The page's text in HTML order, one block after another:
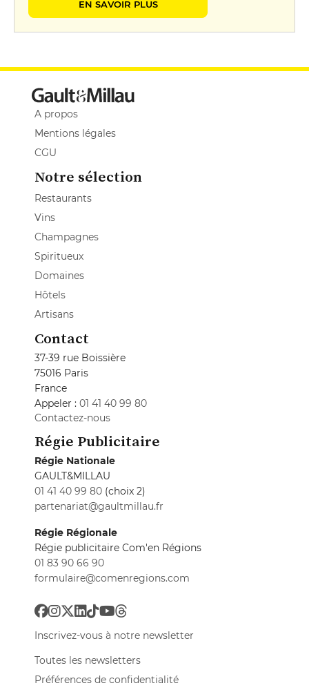
EN SAVOIR PLUS
A propos
Mentions légales
CGU
Notre sélection
Restaurants
Vins
Champagnes
Spiritueux
Domaines
Hôtels
Artisans
Contact
37-39 rue Boissière
75016 Paris
France
Appeler : 01 41 40 99 80
Contactez-nous
Régie Publicitaire
Régie Nationale
GAULT&MILLAU
01 41 40 99 80 (choix 2)
partenariat@gaultmillau.fr
Régie Régionale
Régie publicitaire Com'en Régions
01 83 90 66 90
formulaire@comenregions.com
Inscrivez-vous à notre newsletter
Toutes les newsletters
Préférences de confidentialité